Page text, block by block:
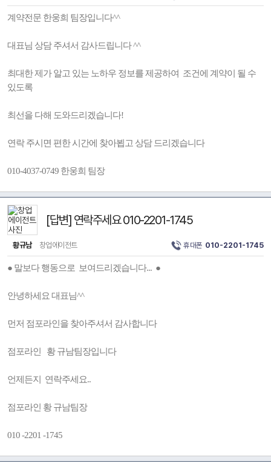
계약전문 한웅희 팀장입니다^^
대표님 상담 주셔서 감사드립니다 ^^
최대한 제가 알고 있는 노하우 정보를 제공하여 조건에 계약이 될 수
있도록
최선을 다해 도와드리겠습니다!
연락 주시면 편한 시간에 찾아뵙고 상담 드리겠습니다
010-4037-0749 한웅희 팀장
[답변] 연락주세요 010-2201-1745
황규남 창업에이전트 휴대폰 010-2201-1745
● 말보다 행동으로 보여드리겠습니다... ●
안녕하세요 대표님^^
먼저 점포라인을 찾아주셔서 감사합니다
점포라인 황 규남팀장입니다
언제든지 연락주세요..
점포라인 황 규남팀장
010 -2201 -1745